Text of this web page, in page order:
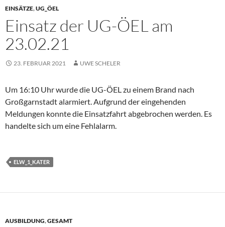
EINSÄTZE,UG_ÖEL
Einsatz der UG-ÖEL am
23.02.21
23. FEBRUAR 2021 UWE SCHELER
Um 16:10 Uhr wurde die UG-ÖEL zu einem Brand nach
Großgarnstadt alarmiert. Aufgrund der eingehenden
Meldungen konnte die Einsatzfahrt abgebrochen werden. Es
handelte sich um eine Fehlalarm.
ELW_1_KATER
AUSBILDUNG,GESAMT